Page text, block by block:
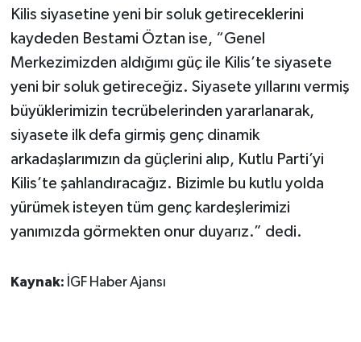
Kilis siyasetine yeni bir soluk getireceklerini
kaydeden Bestami Öztan ise, “Genel
Merkezimizden aldığımı güç ile Kilis’te siyasete
yeni bir soluk getireceğiz. Siyasete yıllarını vermiş
büyüklerimizin tecrübelerinden yararlanarak,
siyasete ilk defa girmiş genç dinamik
arkadaşlarımızın da güçlerini alıp, Kutlu Parti’yi
Kilis’te şahlandıracağız. Bizimle bu kutlu yolda
yürümek isteyen tüm genç kardeşlerimizi
yanımızda görmekten onur duyarız.” dedi.
Kaynak: İGF Haber Ajansı